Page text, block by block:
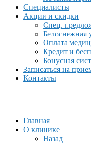
Специалисты
Акции и скидки
Спец.
Белоснежная
Оплата
Кредит и
Бонусная
Записаться на
Контакты
Главная
О клинике
Назад